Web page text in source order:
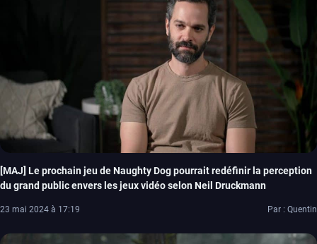
[MAJ] Le prochain jeu de Naughty Dog pourrait redéfinir la perception
du grand public envers les jeux vidéo selon Neil Druckmann
23 mai 2024 à 17:19 Par : Quentin